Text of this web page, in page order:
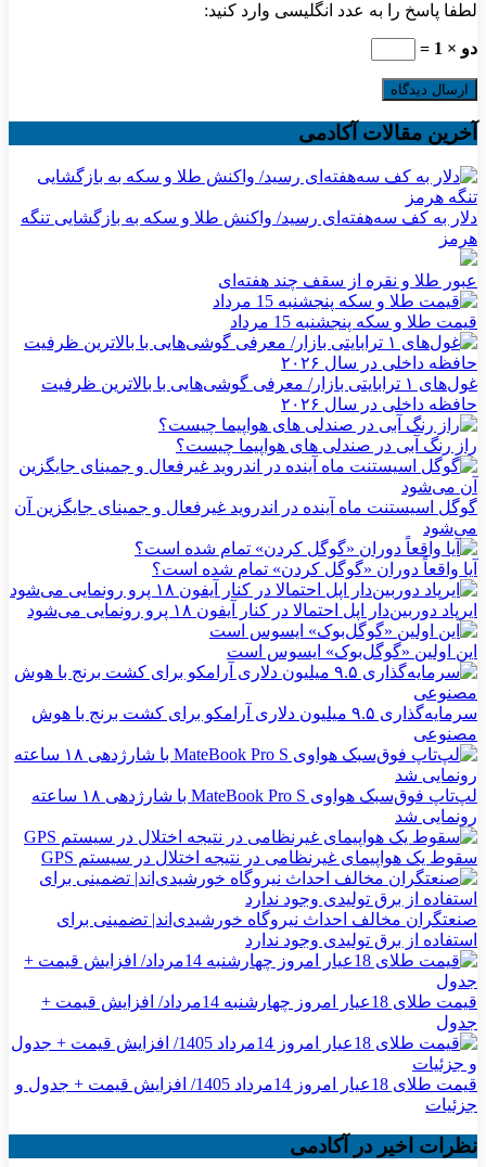
لطفا پاسخ را به عدد انگلیسی وارد کنید:
دو × 1 =
آخرین مقالات آکادمی
دلار به کف سه‌هفته‌ای رسید/ واکنش طلا و سکه به بازگشایی تنگه
هرمز
عبور طلا و نقره از سقف چند هفته‌ای
قیمت طلا و سکه پنجشنبه 15 مرداد
غول‌های ۱ ترابایتی بازار/ معرفی گوشی‌هایی با بالاترین ظرفیت
حافظه داخلی در سال ۲۰۲۶
راز رنگ آبی در صندلی های هواپیما چیست؟
گوگل اسیستنت ماه آینده در اندروید غیرفعال و جمینای جایگزین آن
می‌شود
آیا واقعاً دوران «گوگل کردن» تمام شده است؟
ایرپاد دوربین‌دار اپل احتمالا در کنار آیفون ۱۸ پرو رونمایی می‌شود
این اولین «گوگل‌بوک» ایسوس است
سرمایه‌گذاری ۹.۵ میلیون دلاری آرامکو برای کشت برنج با هوش
مصنوعی
لپ‌تاپ فوق‌سبک هواوی MateBook Pro S با شارژدهی ۱۸ ساعته
رونمایی شد
سقوط یک هواپیمای غیرنظامی در نتیجه اختلال در سیستم‌ GPS
صنعتگران مخالف احداث نیروگاه خورشیدی‌اند| تضمینی برای
استفاده از برق تولیدی وجود ندارد
قیمت طلای 18عیار امروز چهارشنبه 14مرداد/ افزایش قیمت +
جدول
قیمت طلای 18عیار امروز 14مرداد 1405/ افزایش قیمت + جدول و
جزئیات
نظرات اخیر در آکادمی